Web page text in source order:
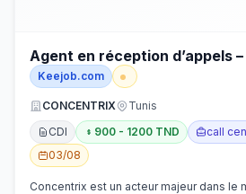
Agent en réception d’appels
Keejob.com
CONCENTRIX
Tunis
CDI
900 - 1200 TND
call
03/08
Concentrix est un acteur majeur dans le